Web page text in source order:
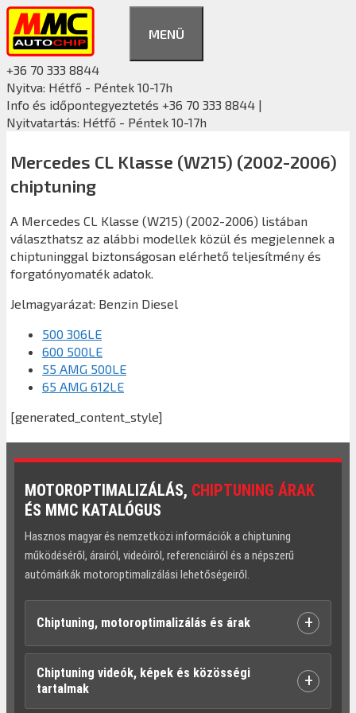
Kilépés
tartalomba
MENÜ
+36 70 333 8844
Nyitva: Hétfő - Péntek 10-17h
Info és időpontegyeztetés +36 70 333 8844 |
Nyitvatartás: Hétfő - Péntek 10-17h
Mercedes CL Klasse (W215) (2002-2006)
chiptuning
A Mercedes CL Klasse (W215) (2002-2006) listában
választhatsz az alábbi modellek közül és megjelennek a
chiptuninggal biztonságosan elérhető teljesítmény és
forgatónyomaték adatok.
Jelmagyarázat: Benzin Diesel
500 306LE
600 500LE
55 AMG 500LE
65 AMG 612LE
[generated_content_style]
MOTOROPTIMALIZÁLÁS, CHIPTUNING ÁRAK
ÉS MMC KATALÓGUS
Hasznos magyar és nemzetközi információk a chiptuning
működéséről, árairól, videóiról, referenciáiról és a népszerű
autómárkák motoroptimalizálási lehetőségeiről.
Chiptuning, motoroptimalizálás és árak +
Chiptuning videók, képek és közösségi
tartalmak
+